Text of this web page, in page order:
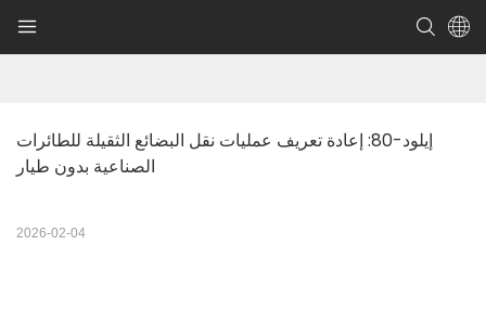
إيلود-80: إعادة تعريف عمليات نقل البضائع الثقيلة للطائرات
الصناعية بدون طيار
2026-02-04